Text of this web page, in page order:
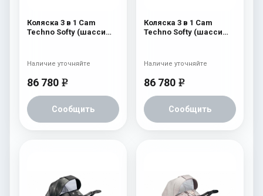
Коляска 3 в 1 Cam
Techno Softy (шасси
86 780 e
Сообщить
Наличие уточняйте
Коляска 3 в 1 Cam
Techno Softy (шасси
86 780 e
Сообщить
Наличие уточняйте